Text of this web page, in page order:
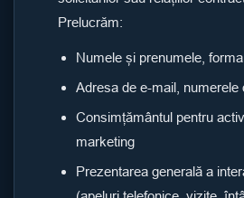
Prelucrăm:
Numele și prenumele,
Adresa de e-mail, numerele
Consimțământul pentru
marketing
Prezentarea generală a